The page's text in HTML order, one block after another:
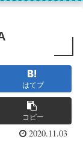
はてブ
コピー
2020.11.03